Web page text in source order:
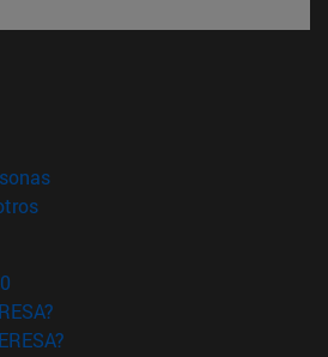
nueva ventana)
(abre en nueva ventana)
(abre en nueva ventana)